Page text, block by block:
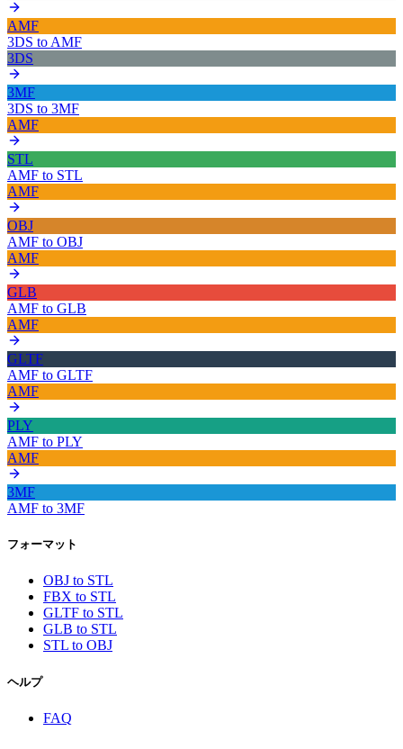
AMF
3DS to AMF
3DS
3MF
3DS to 3MF
AMF
STL
AMF to STL
AMF
OBJ
AMF to OBJ
AMF
GLB
AMF to GLB
AMF
GLTF
AMF to GLTF
AMF
PLY
AMF to PLY
AMF
3MF
AMF to 3MF
フォーマット
OBJ to STL
FBX to STL
GLTF to STL
GLB to STL
STL to OBJ
ヘルプ
FAQ